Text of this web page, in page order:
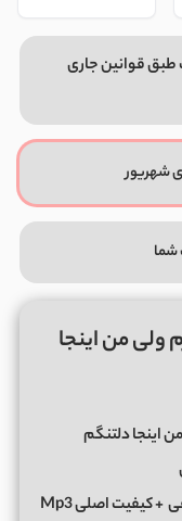
قوانین جاری
شهریور
من اینجا
اینجا دلتنگم
+ کیفیت اصلی Mp3